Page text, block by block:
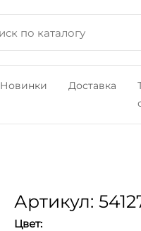
Новинки Доставка
Артикул:
Цвет: